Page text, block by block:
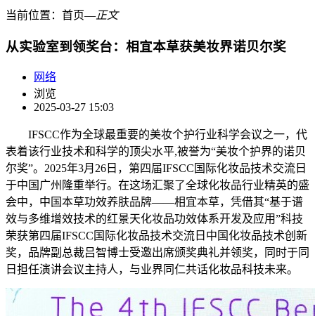
当前位置： 首页―正文
从实验室到领奖台：相宜本草获美妆界诺贝尔奖
网络
浏览
2025-03-27 15:03
IFSCC作为全球最重要的美妆个护行业科学会议之一，代
表着该行业技术和科学的顶尖水平,被誉为“美妆个护界的诺贝
尔奖”。2025年3月26日，第四届IFSCC国际化妆品技术交流日
于中国广州隆重举行。在这场汇聚了全球化妆品行业精英的盛
会中，中国本草功效养肤品牌——相宜本草，凭借其“基于谱
效与多维增效技术的红景天化妆品功效体系开发及应用”科技
荣获第四届IFSCC国际化妆品技术交流日中国化妆品技术创新
奖，品牌副总裁吕智博士受邀出席颁奖典礼并领奖，同时于同
日担任演讲会议主持人，与业界同仁共话化妆品科技未来。